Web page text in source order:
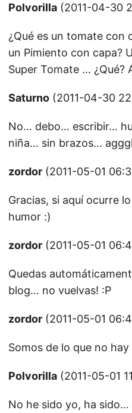
Polvorilla (2011-04-30
¿Qué es un tomate con
un Pimiento con capa?
Super Tomate … ¿Qué?
Saturno (2011-04-30
No… debo… escribir…
niña… sin brazos…
zordor (2011-05-01
Gracias, si aquí ocurre
humor :)
zordor (2011-05-01
Quedas
blog… no vuelvas! :P
zordor (2011-05-01
Somos de lo que no hay
Polvorilla (2011-05-01
No he sido yo, ha